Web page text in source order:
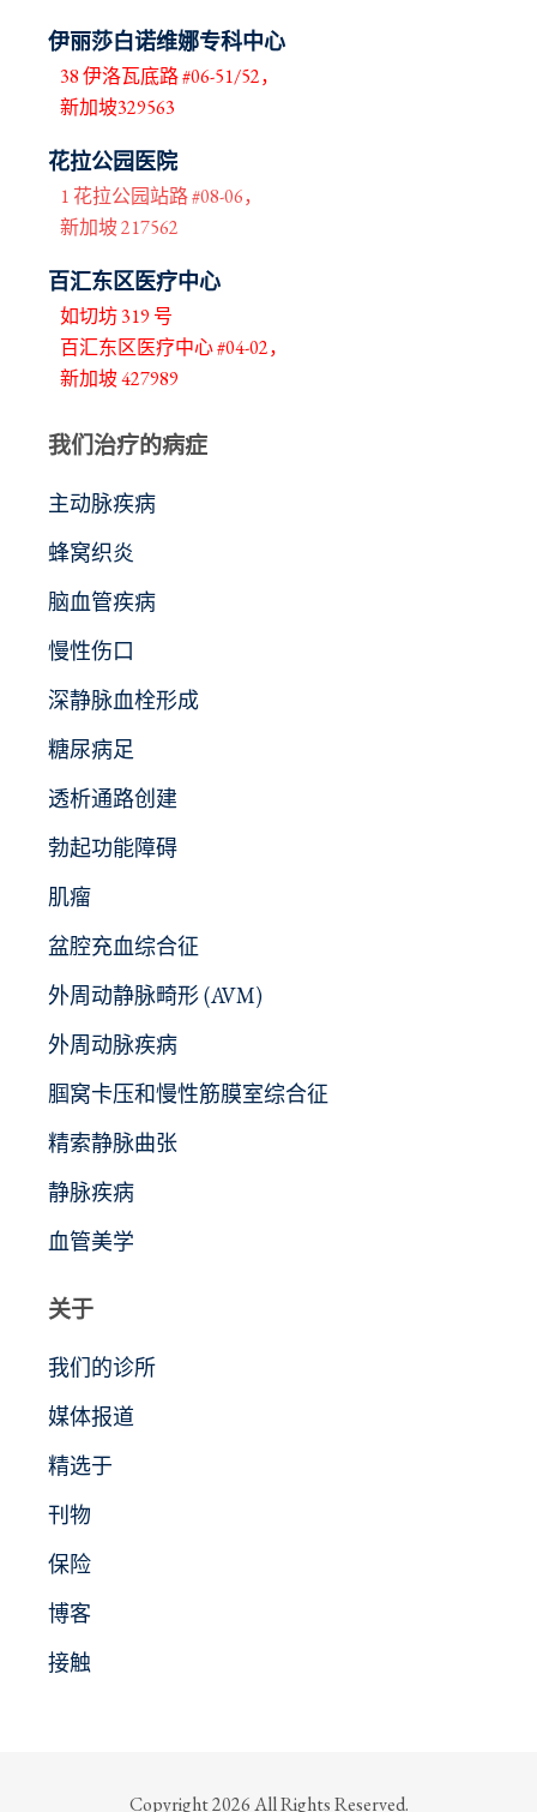
伊丽莎白诺维娜专科中心
38 伊洛瓦底路 #06-51/52，
新加坡329563
花拉公园医院
1 花拉公园站路 #08-06，
新加坡 217562
百汇东区医疗中心
如切坊 319 号
百汇东区医疗中心 #04-02，
新加坡 427989
我们治疗的病症
主动脉疾病
蜂窝织炎
脑血管疾病
慢性伤口
深静脉血栓形成
糖尿病足
透析通路创建
勃起功能障碍
肌瘤
盆腔充血综合征
外周动静脉畸形 (AVM)
外周动脉疾病
腘窝卡压和慢性筋膜室综合征
精索静脉曲张
静脉疾病
血管美学
关于
我们的诊所
媒体报道
精选于
刊物
保险
博客
接触
Copyright 2026 All Rights Reserved.